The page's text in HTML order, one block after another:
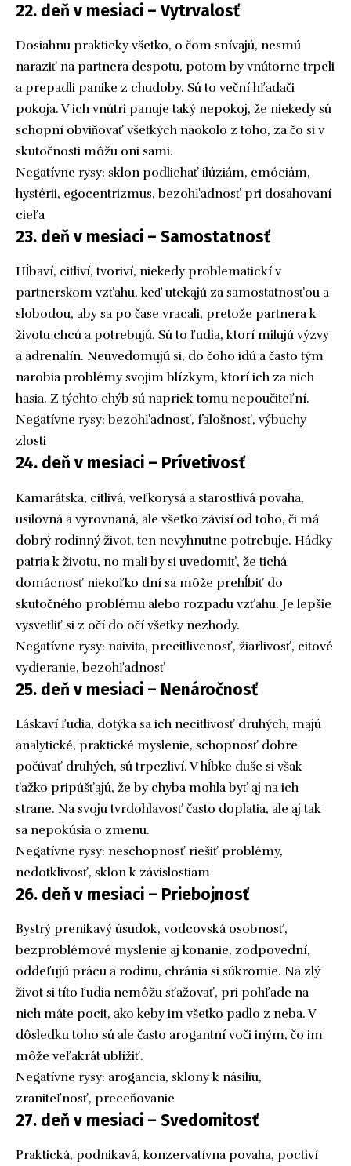
22. deň v mesiaci – Vytrvalosť
Dosiahnu prakticky všetko, o čom snívajú, nesmú
naraziť na partnera despotu, potom by vnútorne trpeli
a prepadli panike z chudoby. Sú to veční hľadači
pokoja. V ich vnútri panuje taký nepokoj, že niekedy sú
schopní obviňovať všetkých naokolo z toho, za čo si v
skutočnosti môžu oni sami.
Negatívne rysy: sklon podliehať ilúziám, emóciám,
hystérii, egocentrizmus, bezohľadnosť pri dosahovaní
cieľa
23. deň v mesiaci – Samostatnosť
Hĺbaví, citliví, tvoriví, niekedy problematickí v
partnerskom vzťahu, keď utekajú za samostatnosťou a
slobodou, aby sa po čase vracali, pretože partnera k
životu chcú a potrebujú. Sú to ľudia, ktorí milujú výzvy
a adrenalín. Neuvedomujú si, do čoho idú a často tým
narobia problémy svojim blízkym, ktorí ich za nich
hasia. Z týchto chýb sú napriek tomu nepoučiteľní.
Negatívne rysy: bezohľadnosť, falošnosť, výbuchy
zlosti
24. deň v mesiaci – Prívetivosť
Kamarátska, citlivá, veľkorysá a starostlivá povaha,
usilovná a vyrovnaná, ale všetko závisí od toho, či má
dobrý rodinný život, ten nevyhnutne potrebuje. Hádky
patria k životu, no mali by si uvedomiť, že tichá
domácnosť niekoľko dní sa môže prehĺbiť do
skutočného problému alebo rozpadu vzťahu. Je lepšie
vysvetliť si z očí do očí všetky nezhody.
Negatívne rysy: naivita, precitlivenosť, žiarlivosť, citové
vydieranie, bezohľadnosť
25. deň v mesiaci – Nenáročnosť
Láskaví ľudia, dotýka sa ich necitlivosť druhých, majú
analytické, praktické myslenie, schopnosť dobre
počúvať druhých, sú trpezliví. V hĺbke duše si však
ťažko pripúšťajú, že by chyba mohla byť aj na ich
strane. Na svoju tvrdohlavosť často doplatia, ale aj tak
sa nepokúsia o zmenu.
Negatívne rysy: neschopnosť riešiť problémy,
nedotklivosť, sklon k závislostiam
26. deň v mesiaci – Priebojnosť
Bystrý prenikavý úsudok, vodcovská osobnosť,
bezproblémové myslenie aj konanie, zodpovední,
oddeľujú prácu a rodinu, chránia si súkromie. Na zlý
život si títo ľudia nemôžu sťažovať, pri pohľade na
nich máte pocit, ako keby im všetko padlo z neba. V
dôsledku toho sú ale často arogantní voči iným, čo im
môže veľakrát ublížiť.
Negatívne rysy: arogancia, sklony k násiliu,
zraniteľnosť, preceňovanie
27. deň v mesiaci – Svedomitosť
Praktická, podnikavá, konzervatívna povaha, poctiví